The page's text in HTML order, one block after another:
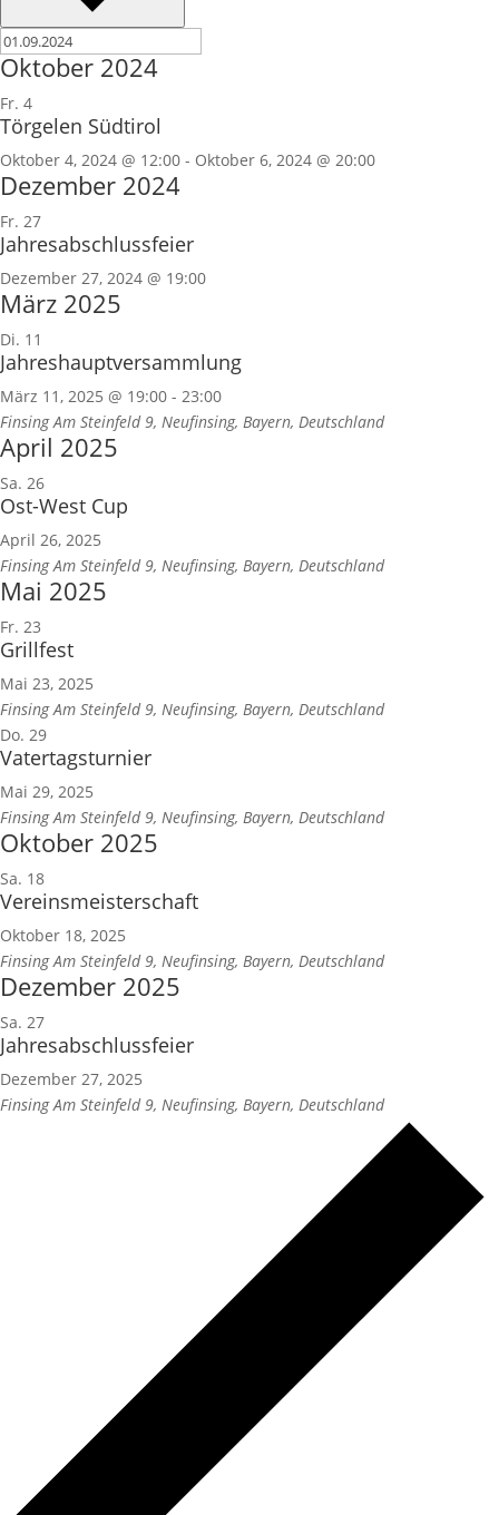
Oktober 2024
Fr. 4
Törgelen Südtirol
Oktober 4, 2024 @ 12:00 - Oktober 6, 2024 @ 20:00
Dezember 2024
Fr. 27
Jahresabschlussfeier
Dezember 27, 2024 @ 19:00
März 2025
Di. 11
Jahreshauptversammlung
März 11, 2025 @ 19:00 - 23:00
FinsingAm Steinfeld 9, Neufinsing, Bayern, Deutschland
April 2025
Sa. 26
Ost-West Cup
April 26, 2025
FinsingAm Steinfeld 9, Neufinsing, Bayern, Deutschland
Mai 2025
Fr. 23
Grillfest
Mai 23, 2025
FinsingAm Steinfeld 9, Neufinsing, Bayern, Deutschland
Do. 29
Vatertagsturnier
Mai 29, 2025
FinsingAm Steinfeld 9, Neufinsing, Bayern, Deutschland
Oktober 2025
Sa. 18
Vereinsmeisterschaft
Oktober 18, 2025
FinsingAm Steinfeld 9, Neufinsing, Bayern, Deutschland
Dezember 2025
Sa. 27
Jahresabschlussfeier
Dezember 27, 2025
FinsingAm Steinfeld 9, Neufinsing, Bayern, Deutschland